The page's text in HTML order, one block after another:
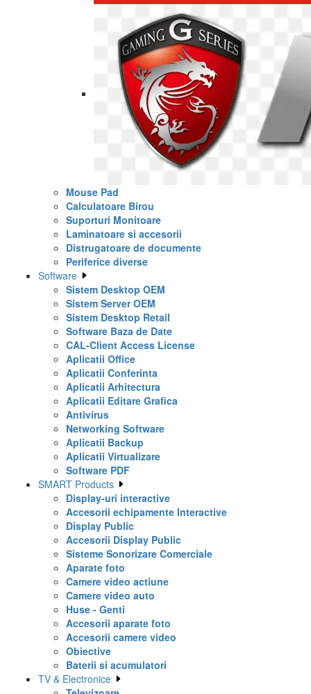
Mouse Pad
Calculatoare Birou
Suporturi Monitoare
Laminatoare si accesorii
Distrugatoare de documente
Periferice diverse
Software
Sistem Desktop OEM
Sistem Server OEM
Sistem Desktop Retail
Software Baza de Date
CAL-Client Access License
Aplicatii Office
Aplicatii Conferinta
Aplicatii Arhitectura
Aplicatii Editare Grafica
Antivirus
Networking Software
Aplicatii Backup
Aplicatii Virtualizare
Software PDF
SMART Products
Display-uri interactive
Accesorii echipamente Interactive
Display Public
Accesorii Display Public
Sisteme Sonorizare Comerciale
Aparate foto
Camere video actiune
Camere video auto
Huse - Genti
Accesorii aparate foto
Accesorii camere video
Obiective
Baterii si acumulatori
TV & Electronice